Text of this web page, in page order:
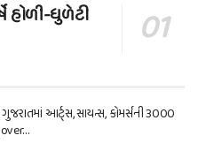
હોળી-ધુળેટી
આર્ટ્સ, સાયન્સ, કોમર્સની 3000